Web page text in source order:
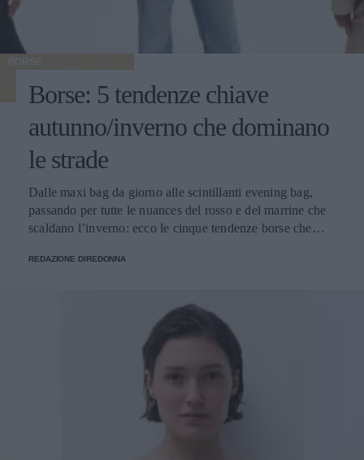
BORSE
Borse: 5 tendenze chiave
autunno/inverno che dominano
le strade
Dalle maxi bag da giorno alle scintillanti evening bag,
passando per tutte le nuances del rosso e del marrine che
scaldano l’inverno: ecco le cinque tendenze borse che
REDAZIONE DIREDONNA